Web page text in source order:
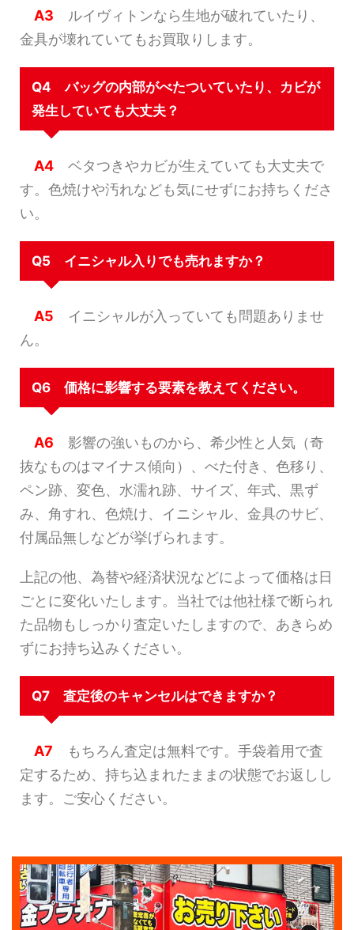
A3 ルイヴィトンなら生地が破れていたり、
金具が壊れていてもお買取りします。
Q4 バッグの内部がべたついていたり、カビが
発生していても大丈夫？
A4 ベタつきやカビが生えていても大丈夫で
す。色焼けや汚れなども気にせずにお持ちくださ
い。
Q5 イニシャル入りでも売れますか？
A5 イニシャルが入っていても問題ありませ
ん。
Q6 価格に影響する要素を教えてください。
A6 影響の強いものから、希少性と人気（奇
抜なものはマイナス傾向）、べた付き、色移り、
ペン跡、変色、水濡れ跡、サイズ、年式、黒ず
み、角すれ、色焼け、イニシャル、金具のサビ、
付属品無しなどが挙げられます。
上記の他、為替や経済状況などによって価格は日
ごとに変化いたします。当社では他社様で断られ
た品物もしっかり査定いたしますので、あきらめ
ずにお持ち込みください。
Q7 査定後のキャンセルはできますか？
A7 もちろん査定は無料です。手袋着用で査
定するため、持ち込まれたままの状態でお返しし
ます。ご安心ください。